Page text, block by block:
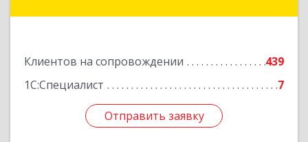
Клиентов на сопровождении
439
1С:Специалист
7
Отправить заявку
Отправить заявку